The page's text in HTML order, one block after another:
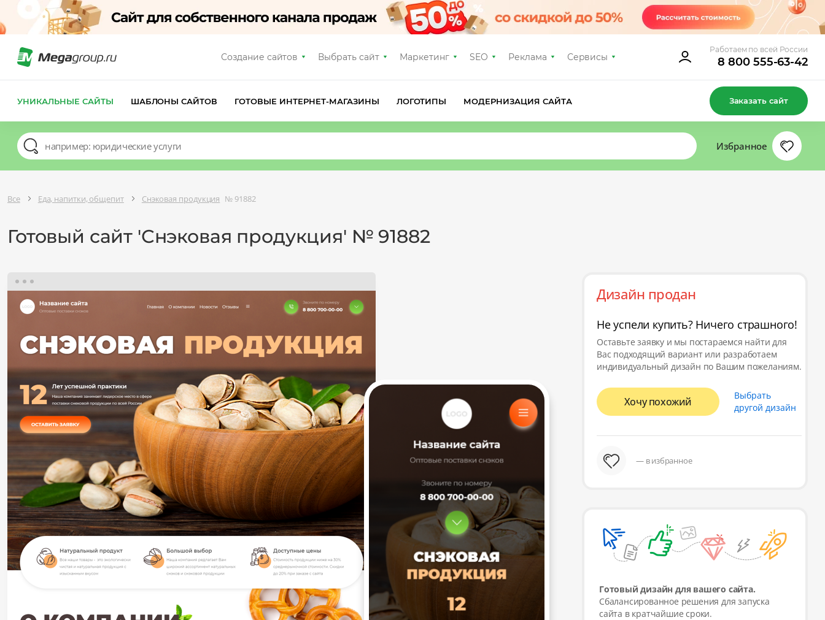
Создание сайтов Выбрать сайт Маркетинг SEO Реклама Сервисы
Работаем по всей России
8 800 555-63-42
УНИКАЛЬНЫЕ САЙТЫ ШАБЛОНЫ САЙТОВ ГОТОВЫЕ ИНТЕРНЕТ-МАГАЗИНЫ ЛОГОТИПЫ МОДЕРНИЗАЦИЯ САЙТА Заказать сайт
Избранное
Все Еда, напитки, общепит Снэковая продукция № 91882
Готовый сайт 'Снэковая продукция' № 91882
Дизайн продан
Не успели купить? Ничего страшного!
Оставьте заявку и мы постараемся найти для
Вас подходящий вариант или разработаем
индивидуальный дизайн по Вашим пожеланиям.
Хочу похожий
Выбрать
другой дизайн
— в избранное
Готовый дизайн для вашего сайта.
Сбалансированное решения для запуска
сайта в кратчайшие сроки.